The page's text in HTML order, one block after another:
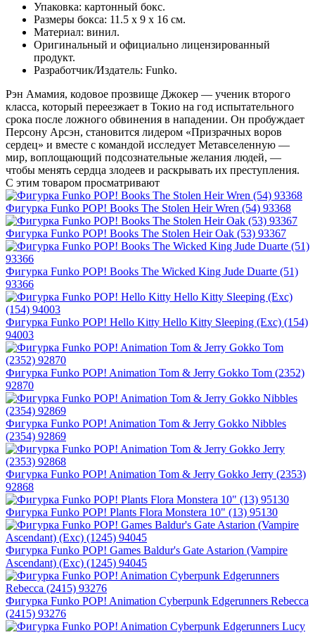
Упаковка: картонный бокс.
Размеры бокса: 11.5 х 9 х 16 см.
Материал: винил.
Оригинальный и официально лицензированный
продукт.
Разработчик/Издатель: Funko.
Рэн Амамия, кодовое прозвище Джокер — ученик второго
класса, который переезжает в Токио на год испытательного
срока после ложного обвинения в нападении. Он пробуждает
Персону Арсэн, становится лидером «Призрачных воров
сердец» и вместе с командой исследует Метавселенную —
мир, воплощающий подсознательные желания людей, —
чтобы менять сердца злодеев и раскрывать их преступления.
С этим товаром просматривают
Фигурка Funko POP! Books The Stolen Heir Wren (54) 93368
Фигурка Funko POP! Books The Stolen Heir Oak (53) 93367
Фигурка Funko POP! Books The Wicked King Jude Duarte (51)
93366
Фигурка Funko POP! Hello Kitty Hello Kitty Sleeping (Exc) (154)
94003
Фигурка Funko POP! Animation Tom & Jerry Gokko Tom (2352)
92870
Фигурка Funko POP! Animation Tom & Jerry Gokko Nibbles
(2354) 92869
Фигурка Funko POP! Animation Tom & Jerry Gokko Jerry (2353)
92868
Фигурка Funko POP! Plants Flora Monstera 10" (13) 95130
Фигурка Funko POP! Games Baldur's Gate Astarion (Vampire
Ascendant) (Exc) (1245) 94045
Фигурка Funko POP! Animation Cyberpunk Edgerunners Rebecca
(2415) 93276